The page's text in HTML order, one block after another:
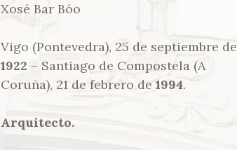
Xosé Bar Bóo
Vigo (Pontevedra), 25 de septiembre de
1922 – Santiago de Compostela (A
Coruña), 21 de febrero de 1994.
Arquitecto.